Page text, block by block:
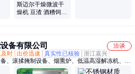
斯迈尔干燥微波干
燥机 豆渣 酒糟饲料
备有限公司
洽谈
及时 出价迅速 真实性已核验 浙江嘉兴
、滚揉腌制设备、烟熏炉、低温高湿解冻机、螺
道冷却速冻设备、滚揉机、真空滚揉机、风箱式